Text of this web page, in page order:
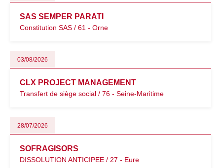
SAS SEMPER PARATI
Constitution SAS / 61 - Orne
03/08/2026
CLX PROJECT MANAGEMENT
Transfert de siège social / 76 - Seine-Maritime
28/07/2026
SOFRAGISORS
DISSOLUTION ANTICIPEE / 27 - Eure